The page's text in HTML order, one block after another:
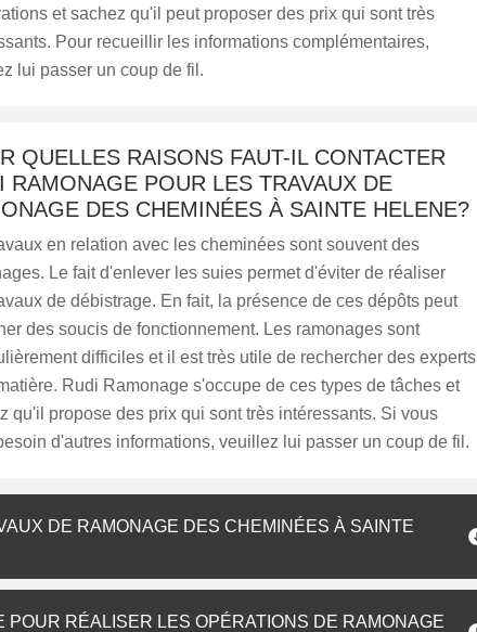
et sachez qu'il peut proposer des prix qui sont très
Pour recueillir les informations complémentaires,
lui passer un coup de fil.
QUELLES RAISONS FAUT-IL CONTACTER
RAMONAGE POUR LES TRAVAUX DE
DES CHEMINÉES À SAINTE HELENE?
en relation avec les cheminées sont souvent des
Le fait d'enlever les suies permet d'éviter de réaliser
de débistrage. En fait, la présence de ces dépôts peut
des soucis de fonctionnement. Les ramonages sont
difficiles et il est très utile de rechercher des experts
Rudi Ramonage s'occupe de ces types de tâches et
qu'il propose des prix qui sont très intéressants. Si vous
d'autres informations, veuillez lui passer un coup de fil.
DE RAMONAGE DES CHEMINÉES À SAINTE
POUR RÉALISER LES OPÉRATIONS DE RAMONAGE